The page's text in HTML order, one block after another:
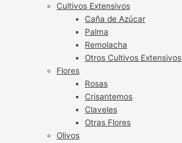
Cultivos Extensivos
Caña de Azúcar
Palma
Remolacha
Otros Cultivos Extensivos
Flores
Rosas
Crisantemos
Claveles
Otras Flores
Olivos